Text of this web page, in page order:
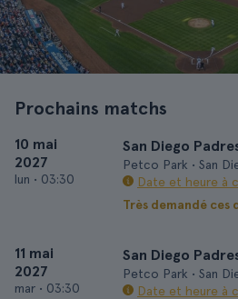
Prochains matchs
10 mai
2027
lun • 03:30
San Diego
Petco Park • San
Date et heure à
Très demandé ces
11 mai
2027
mar • 03:30
San Diego
Petco Park • San
Date et heure à